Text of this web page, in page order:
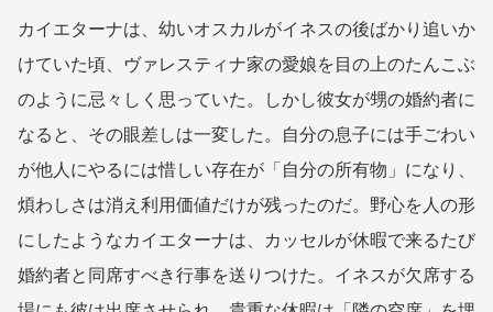
カイエターナは、幼いオスカルがイネスの後ばかり追いか
けていた頃、ヴァレスティナ家の愛娘を目の上のたんこぶ
のように忌々しく思っていた。しかし彼女が甥の婚約者に
なると、その眼差しは一変した。自分の息子には手ごわい
が他人にやるには惜しい存在が「自分の所有物」になり、
煩わしさは消え利用価値だけが残ったのだ。野心を人の形
にしたようなカイエターナは、カッセルが休暇で来るたび
婚約者と同席すべき行事を送りつけた。イネスが欠席する